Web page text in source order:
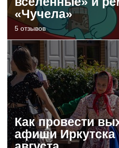
«Чучела»
5 отзывов
Как провести
афиши Иркутска